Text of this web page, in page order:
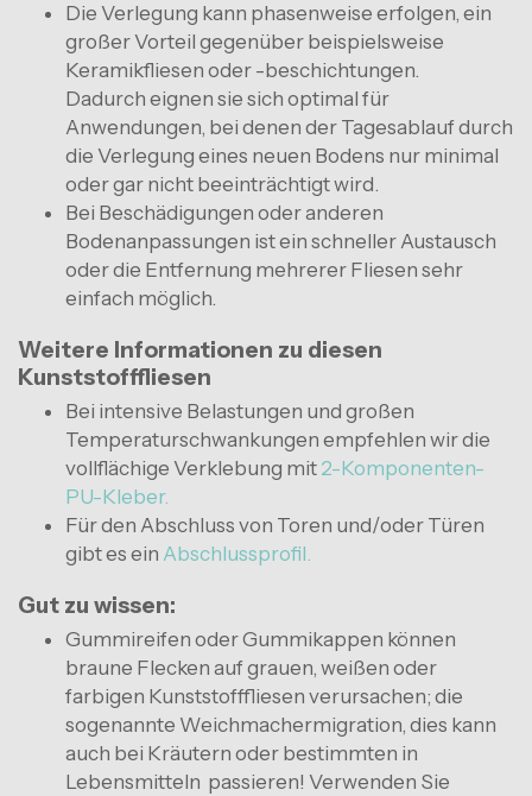
Die Verlegung kann phasenweise erfolgen, ein
großer Vorteil gegenüber beispielsweise
Keramikfliesen oder -beschichtungen.
Dadurch eignen sie sich optimal für
Anwendungen, bei denen der Tagesablauf durch
die Verlegung eines neuen Bodens nur minimal
oder gar nicht beeinträchtigt wird.
Bei Beschädigungen oder anderen
Bodenanpassungen ist ein schneller Austausch
oder die Entfernung mehrerer Fliesen sehr
einfach möglich.
Weitere Informationen zu diesen
Kunststofffliesen
Bei intensive Belastungen und großen
Temperaturschwankungen empfehlen wir die
vollflächige Verklebung mit 2-Komponenten-
PU-Kleber.
Für den Abschluss von Toren und/oder Türen
gibt es ein Abschlussprofil.
Gut zu wissen:
Gummireifen oder Gummikappen können
braune Flecken auf grauen, weißen oder
farbigen Kunststofffliesen verursachen; die
sogenannte Weichmachermigration, dies kann
auch bei Kräutern oder bestimmten in
Lebensmitteln passieren! Verwenden Sie